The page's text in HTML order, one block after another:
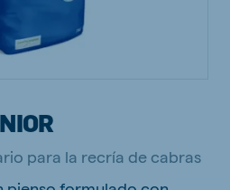
para la recría de cabras